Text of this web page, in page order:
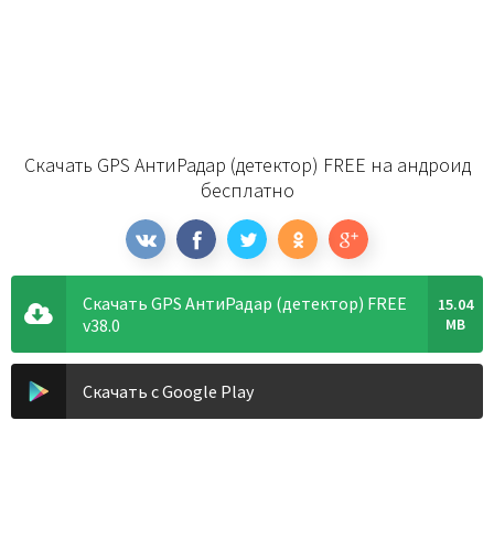
Скачать GPS АнтиРадар (детектор) FREE на андроид
бесплатно
Скачать GPS АнтиРадар (детектор) FREE
v38.0
15.04
MB
Скачать с Google Play